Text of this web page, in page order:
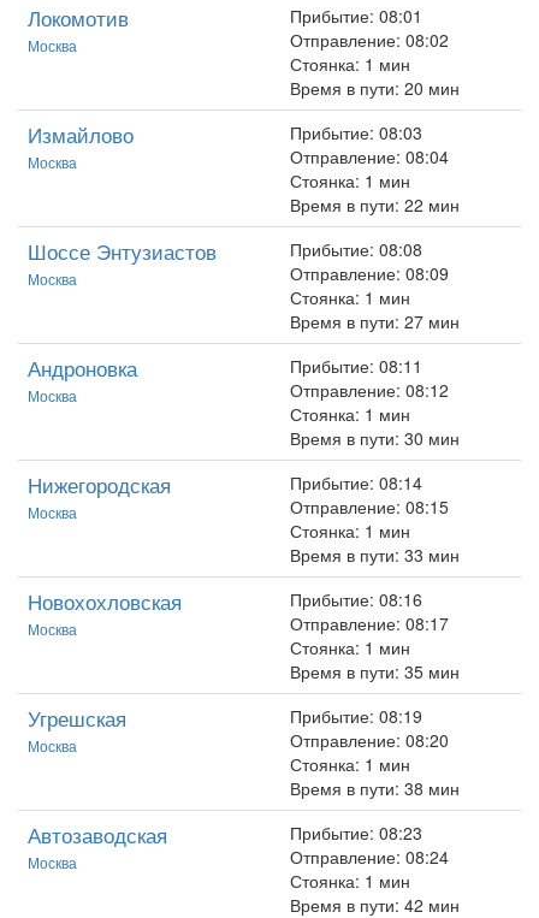
Локомотив
Москва
Прибытие: 08:01
Отправление: 08:02
Стоянка: 1 мин
Время в пути: 20 мин
Измайлово
Москва
Прибытие: 08:03
Отправление: 08:04
Стоянка: 1 мин
Время в пути: 22 мин
Шоссе Энтузиастов
Москва
Прибытие: 08:08
Отправление: 08:09
Стоянка: 1 мин
Время в пути: 27 мин
Андроновка
Москва
Прибытие: 08:11
Отправление: 08:12
Стоянка: 1 мин
Время в пути: 30 мин
Нижегородская
Москва
Прибытие: 08:14
Отправление: 08:15
Стоянка: 1 мин
Время в пути: 33 мин
Новохохловская
Москва
Прибытие: 08:16
Отправление: 08:17
Стоянка: 1 мин
Время в пути: 35 мин
Угрешская
Москва
Прибытие: 08:19
Отправление: 08:20
Стоянка: 1 мин
Время в пути: 38 мин
Автозаводская
Москва
Прибытие: 08:23
Отправление: 08:24
Стоянка: 1 мин
Время в пути: 42 мин